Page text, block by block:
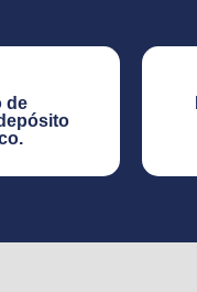
de